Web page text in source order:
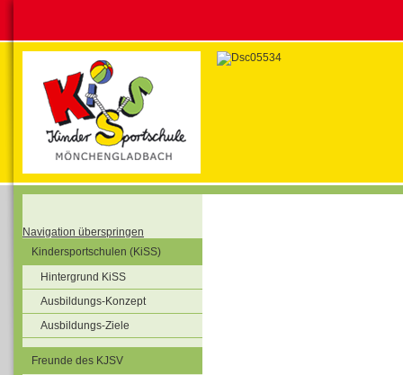
Navigation überspringen
Kindersportschulen (KiSS)
Hintergrund KiSS
Ausbildungs-Konzept
Ausbildungs-Ziele
Freunde des KJSV